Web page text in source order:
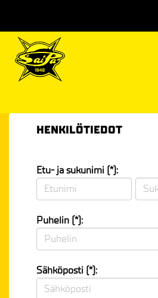
HENKILÖTIEDOT
Etu- ja sukunimi (*):
Puhelin (*):
Sähköposti (*):